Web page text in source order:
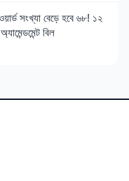
সংখ্যা বেড়ে হবে ৬৮! ১২
বিল